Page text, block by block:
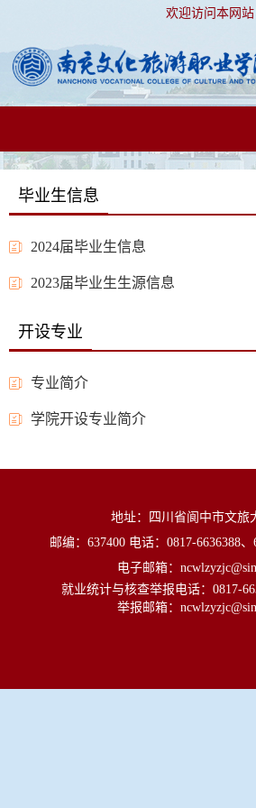
欢迎访问本网站
毕业生信息
2024届毕业生信息
2023届毕业生生源信息
开设专业
专业简介
学院开设专业简介
地址：四川省阆中市文旅
邮编：637400 电话：0817-6636388、
电子邮箱：
就业统计与核查举报电话：0817-
举报邮箱：